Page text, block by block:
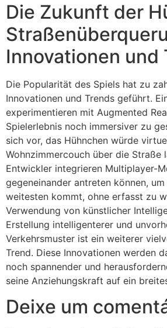
Die Zukunft der
Innovationen und
Die Popularität des Spiels hat zu
Innovationen und Trends geführt.
experimentieren mit Augmented
Spielerlebnis noch immersiver zu
sich vor, das Hühnchen würde
Wohnzimmercouch über die Straße
Entwickler integrieren Multiplayer-
gegeneinander antreten können,
weitesten kommt, ohne erfasst zu
Verwendung von künstlicher
Erstellung intelligenterer und
Verkehrsmuster ist ein weiterer
Trend. Diese Innovationen werden
noch spannender und
seine Anziehungskraft auf ein
Deixe um